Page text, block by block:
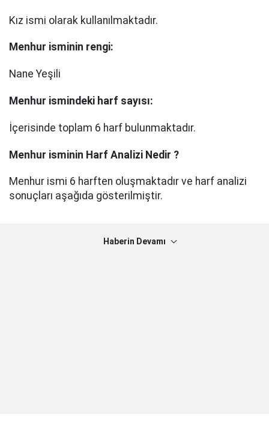
Kız ismi olarak kullanılmaktadır.
Menhur isminin rengi:
Nane Yeşili
Menhur ismindeki harf sayısı:
İçerisinde toplam 6 harf bulunmaktadır.
Menhur isminin Harf Analizi Nedir ?
Menhur ismi 6 harften oluşmaktadır ve harf analizi
sonuçları aşağıda gösterilmiştir.
Haberin Devamı